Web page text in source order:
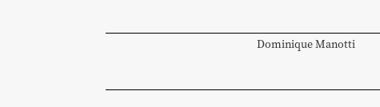
DominiqueManotti